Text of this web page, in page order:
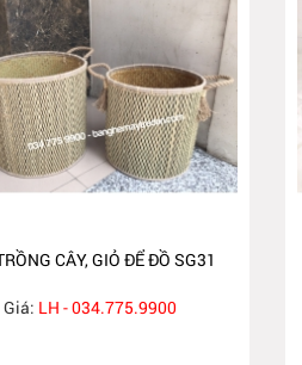
CÂY, GIỎ ĐỂ ĐỒ SG31
Giá: LH - 034.775.9900